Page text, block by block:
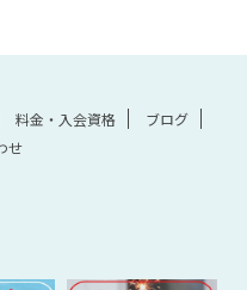
料金・入会資格
ブログ
せ